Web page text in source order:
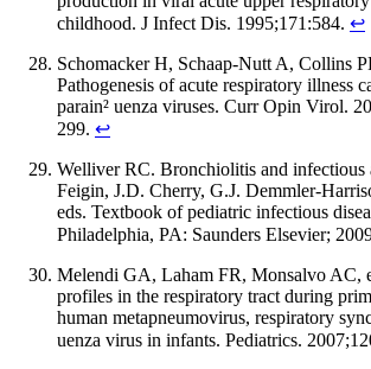
childhood. J Infect Dis. 1995;171:584. ↩
Schomacker H, Schaap-Nutt A, Collins
Pathogenesis of acute respiratory illness
parain² uenza viruses. Curr Opin Virol.
299. ↩
Welliver RC. Bronchiolitis and infectious
Feigin, J.D. Cherry, G.J. Demmler-
eds. Textbook of pediatric infectious
Philadelphia, PA: Saunders Elsevier;
Melendi GA, Laham FR, Monsalvo AC,
profiles in the respiratory tract during
human metapneumovirus, respiratory
uenza virus in infants. Pediatrics.